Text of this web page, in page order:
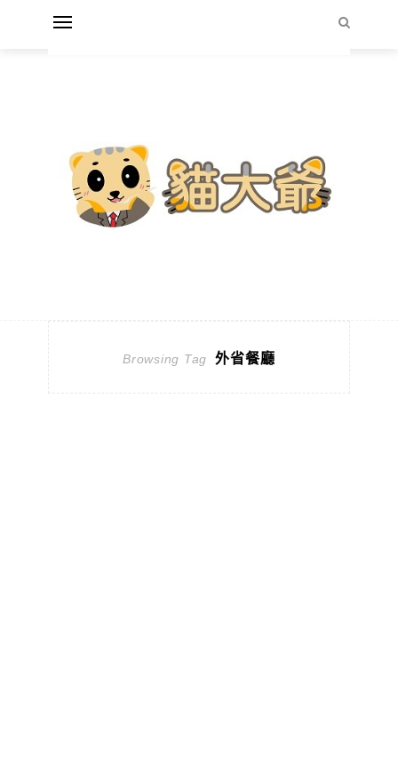
Browsing Tag 外省餐廳